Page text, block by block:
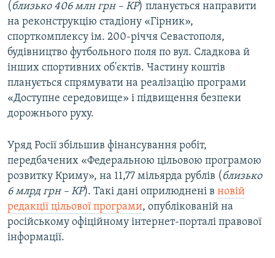
( близько 406 млн грн – КР) планується направити
на реконструкцію стадіону «Гірник»,
спорткомплексу ім. 200-річчя Севастополя,
будівництво футбольного поля по вул. Сладкова й
інших спортивних об'єктів. Частину коштів
планується спрямувати на реалізацію програми
«Доступне середовище» і підвищення безпеки
дорожнього руху.
Уряд Росії збільшив фінансування робіт,
передбачених «Федеральною цільовою програмою
розвитку Криму», на 11,77 мільярда рублів ( близько
6 млрд грн – КР). Такі дані оприлюднені в новій
редакції цільової програми, опублікованій на
російському офіційному інтернет-порталі правової
інформації.